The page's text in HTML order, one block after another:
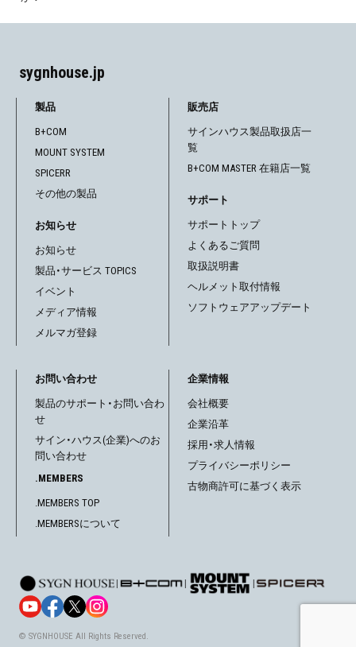
ナ
シ
ョ
ン
sygnhouse.jp
製品
B+COM
MOUNT SYSTEM
SPICERR
その他の製品
お知らせ
お知らせ
製品・サービス TOPICS
イベント
メディア情報
メルマガ登録
販売店
サインハウス製品取扱店一
覧
B+COM MASTER 在籍店一覧
サポート
サポートトップ
よくあるご質問
取扱説明書
ヘルメット取付情報
ソフトウェアアップデート
お問い合わせ
製品のサポート・お問い合わ
せ
サイン・ハウス(企業)へのお
問い合わせ
.MEMBERS
.MEMBERS TOP
.MEMBERSについて
企業情報
会社概要
企業沿革
採用・求人情報
プライバシーポリシー
古物商許可に基づく表示
| | |
© SYGNHOUSE All Rights Reserved.